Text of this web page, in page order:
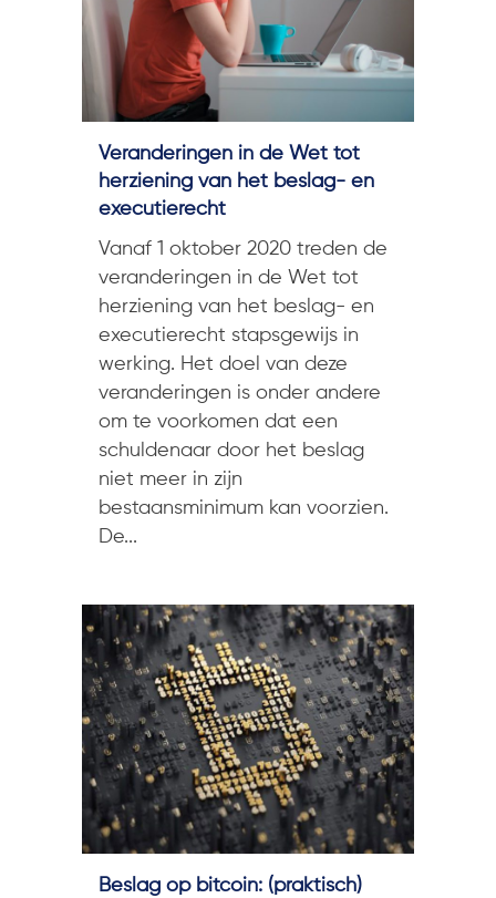
Veranderingen in de Wet tot
herziening van het beslag- en
executierecht
Vanaf 1 oktober 2020 treden de
veranderingen in de Wet tot
herziening van het beslag- en
executierecht stapsgewijs in
werking. Het doel van deze
veranderingen is onder andere
om te voorkomen dat een
schuldenaar door het beslag
niet meer in zijn
bestaansminimum kan voorzien.
De...
Beslag op bitcoin: (praktisch)